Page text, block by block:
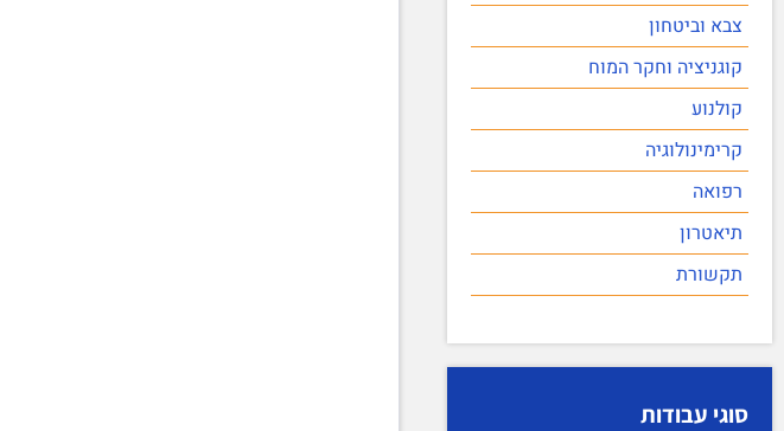
צבא וביטחון
קוגניציה וחקר המוח
קולנוע
קרימינולוגיה
רפואה
תיאטרון
תקשורת
סוגי עבודות